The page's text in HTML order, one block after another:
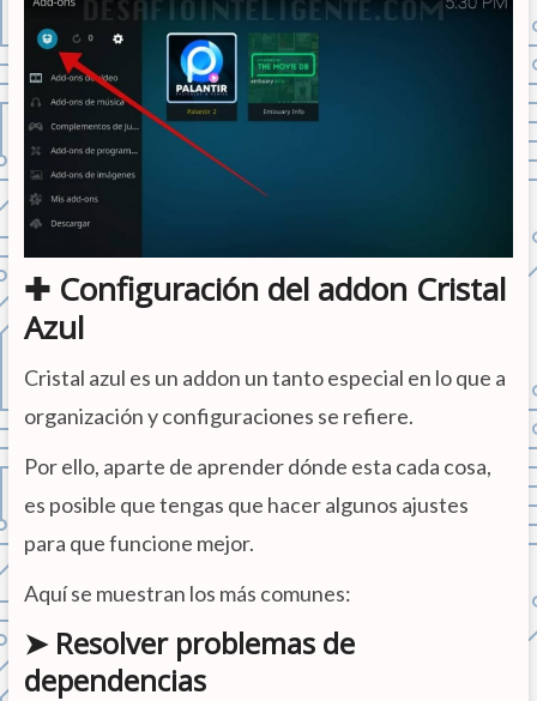
✚ Configuración del addon Cristal
Azul
Cristal azul es un addon un tanto especial en lo que a
organización y configuraciones se refiere.
Por ello, aparte de aprender dónde esta cada cosa,
es posible que tengas que hacer algunos ajustes
para que funcione mejor.
Aquí se muestran los más comunes:
➤ Resolver problemas de
dependencias